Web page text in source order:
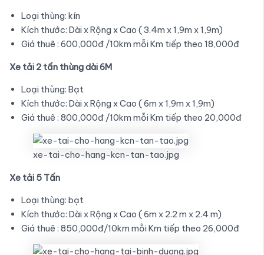
Loại thùng: kín
Kích thước: Dài x Rộng x Cao ( 3.4m x 1,9m x 1,9m)
Giá thuê : 600,000đ /10km mỗi Km tiếp theo 18,000đ
Xe tải 2 tấn thùng dài 6M
Loại thùng: Bạt
Kích thước: Dài x Rộng x Cao ( 6m x 1,9m x 1,9m)
Giá thuê : 800,000đ /10km mỗi Km tiếp theo 20,000đ
xe-tai-cho-hang-kcn-tan-tao.jpg
Xe tải 5 Tấn
Loại thùng: bạt
Kích thước: Dài x Rộng x Cao ( 6m x 2.2 m x 2.4 m)
Giá thuê : 850,000đ/10km mỗi Km tiếp theo 26,000đ